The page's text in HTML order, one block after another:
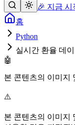
🎉 지금 시
홈
Python
실시간 환율 데
🤖
본 콘텐츠의 이미지
⚠️
본 콘텐츠의 이미지